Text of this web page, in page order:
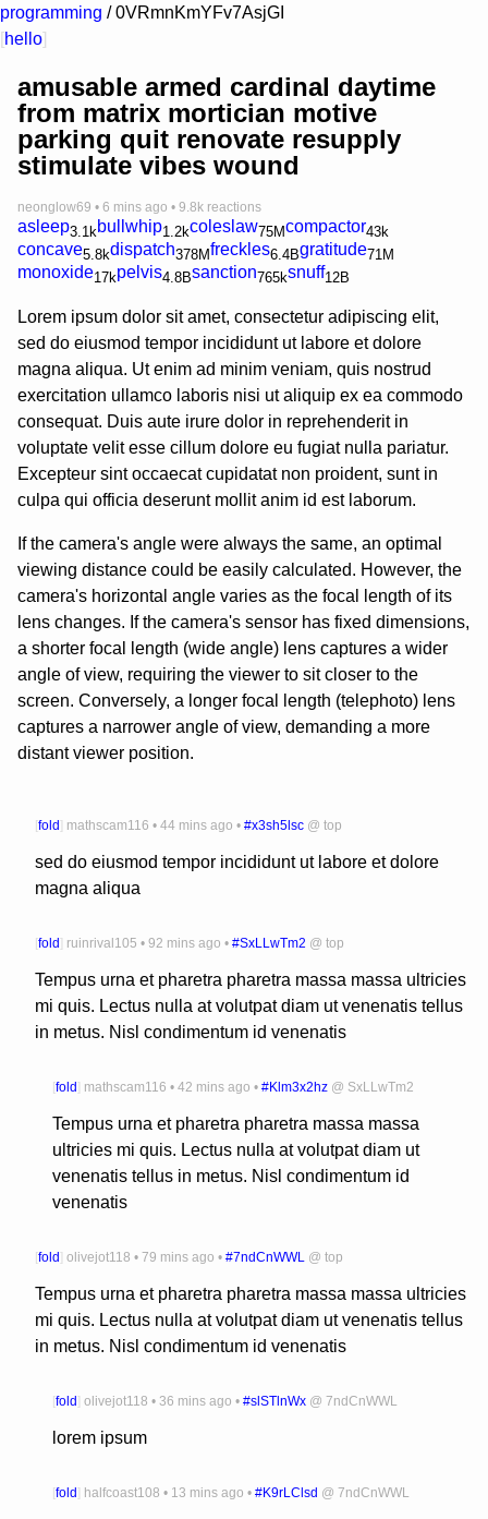
programming /0VRmnKmYFv7AsjGI
[hello]
amusable armed cardinal daytime
from matrix mortician motive
parking quit renovate resupply
stimulate vibes wound
neonglow69 • 6 mins ago • 9.8k reactions
asleep3.1kbullwhip1.2kcoleslaw75Mcompactor43k
concave5.8kdispatch378Mfreckles6.4Bgratitude71M
monoxide17kpelvis4.8Bsanction765ksnuff12B
Lorem ipsum dolor sit amet, consectetur adipiscing elit,
sed do eiusmod tempor incididunt ut labore et dolore
magna aliqua. Ut enim ad minim veniam, quis nostrud
exercitation ullamco laboris nisi ut aliquip ex ea commodo
consequat. Duis aute irure dolor in reprehenderit in
voluptate velit esse cillum dolore eu fugiat nulla pariatur.
Excepteur sint occaecat cupidatat non proident, sunt in
culpa qui officia deserunt mollit anim id est laborum.
If the camera's angle were always the same, an optimal
viewing distance could be easily calculated. However, the
camera's horizontal angle varies as the focal length of its
lens changes. If the camera's sensor has fixed dimensions,
a shorter focal length (wide angle) lens captures a wider
angle of view, requiring the viewer to sit closer to the
screen. Conversely, a longer focal length (telephoto) lens
captures a narrower angle of view, demanding a more
distant viewer position.
[fold mathscam116 • 44 mins ago • #x3sh5lsc @ top
sed do eiusmod tempor incididunt ut labore et dolore
magna aliqua
[fold ruinrival105 • 92 mins ago • #SxLLwTm2 @ top
Tempus urna et pharetra pharetra massa massa ultricies
mi quis. Lectus nulla at volutpat diam ut venenatis tellus
in metus. Nisl condimentum id venenatis
[fold mathscam116 • 42 mins ago • #Klm3x2hz @ SxLLwTm2
Tempus urna et pharetra pharetra massa massa
ultricies mi quis. Lectus nulla at volutpat diam ut
venenatis tellus in metus. Nisl condimentum id
venenatis
[fold olivejot118 • 79 mins ago • #7ndCnWWL @ top
Tempus urna et pharetra pharetra massa massa ultricies
mi quis. Lectus nulla at volutpat diam ut venenatis tellus
in metus. Nisl condimentum id venenatis
[fold olivejot118 • 36 mins ago • #slSTlnWx @ 7ndCnWWL
lorem ipsum
[fold halfcoast108 • 13 mins ago • #K9rLClsd @ 7ndCnWWL